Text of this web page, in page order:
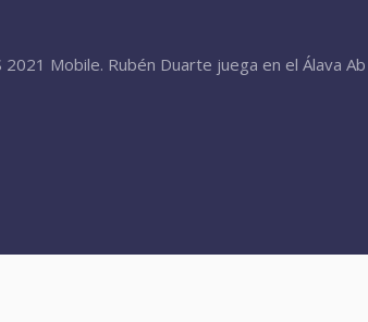
Mobile. Rubén Duarte juega en el Álava Ab